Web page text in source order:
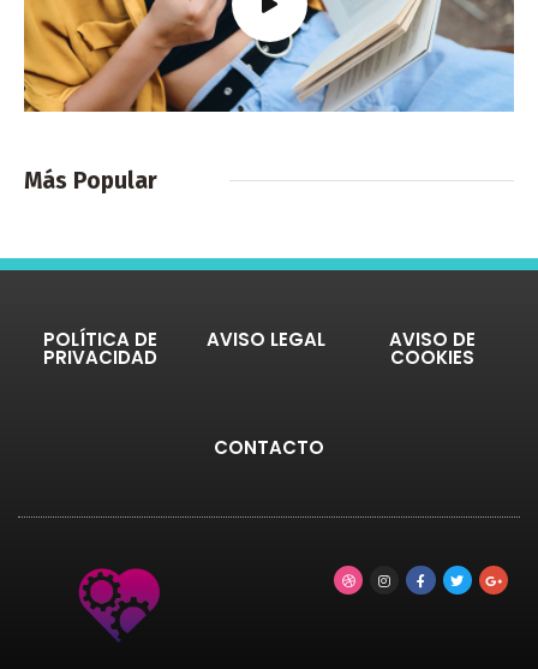
Más Popular
POLÍTICA DE
PRIVACIDAD
AVISO LEGAL AVISO DE
COOKIES
CONTACTO